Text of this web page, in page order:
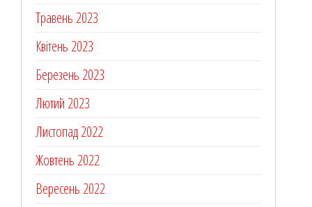
Травень 2023
Квітень 2023
Березень 2023
Лютий 2023
Листопад 2022
Жовтень 2022
Вересень 2022